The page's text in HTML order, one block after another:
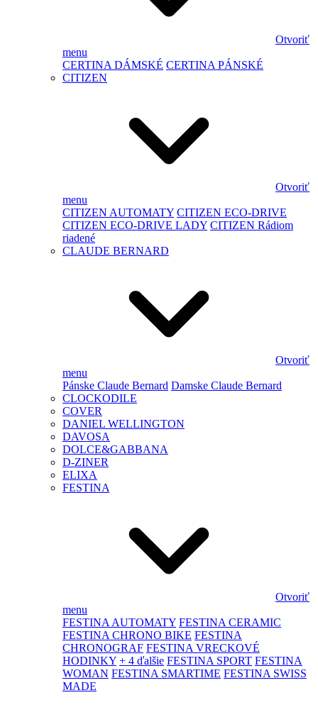
Otvoriť
menu
CERTINA DÁMSKÉ CERTINA PÁNSKÉ
CITIZEN
Otvoriť
menu
CITIZEN AUTOMATY CITIZEN ECO-DRIVE
CITIZEN ECO-DRIVE LADY CITIZEN Rádiom
riadené
CLAUDE BERNARD
Otvoriť
menu
Pánske Claude Bernard Damske Claude Bernard
CLOCKODILE
COVER
DANIEL WELLINGTON
DAVOSA
DOLCE&GABBANA
D-ZINER
ELIXA
FESTINA
Otvoriť
menu
FESTINA AUTOMATY FESTINA CERAMIC
FESTINA CHRONO BIKE FESTINA
CHRONOGRAF FESTINA VRECKOVÉ
HODINKY + 4 ďalšie FESTINA SPORT FESTINA
WOMAN FESTINA SMARTIME FESTINA SWISS
MADE